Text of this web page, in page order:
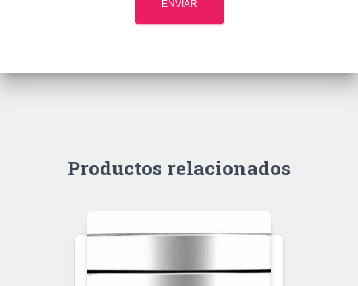
Productos relacionados